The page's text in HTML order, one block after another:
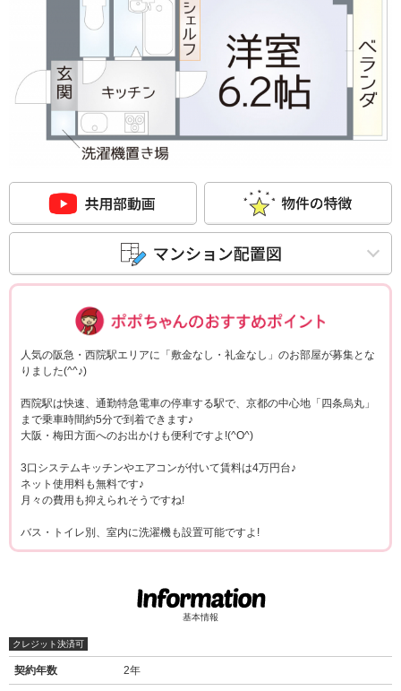
人気の阪急・西院駅エリアに「敷金なし・礼金なし」のお部屋が募集とな
りました(^^♪)
西院駅は快速、通勤特急電車の停車する駅で、京都の中心地「四条烏丸」
まで乗車時間約5分で到着できます♪
大阪・梅田方面へのお出かけも便利ですよ!(^O^)
3口システムキッチンやエアコンが付いて賃料は4万円台♪
ネット使用料も無料です♪
月々の費用も抑えられそうですね!
バス・トイレ別、室内に洗濯機も設置可能ですよ!
基本情報
クレジット決済可
契約年数 2年